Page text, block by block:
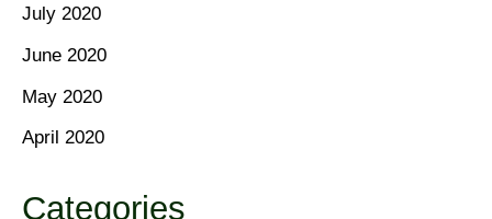
July 2020
June 2020
May 2020
April 2020
Categories